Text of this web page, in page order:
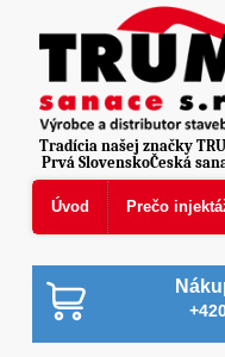
Úvod Prečo
Prvá SlovenskoČeská
Tradícia našej značky